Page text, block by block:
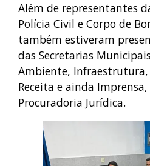
Além de representantes
Polícia Civil e Corpo de
também estiveram
das Secretarias
Ambiente, Infraestrutura,
Receita e ainda
Procuradoria Jurídica.